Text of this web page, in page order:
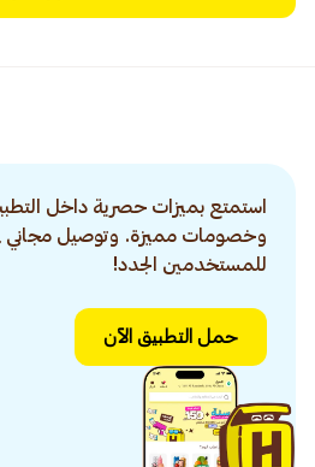
استمتع بميزات حصرية داخل
وخصومات مميزة. وتوصيل مجاني
للمستخدمين الجدد!
حمل التطبيق الآن